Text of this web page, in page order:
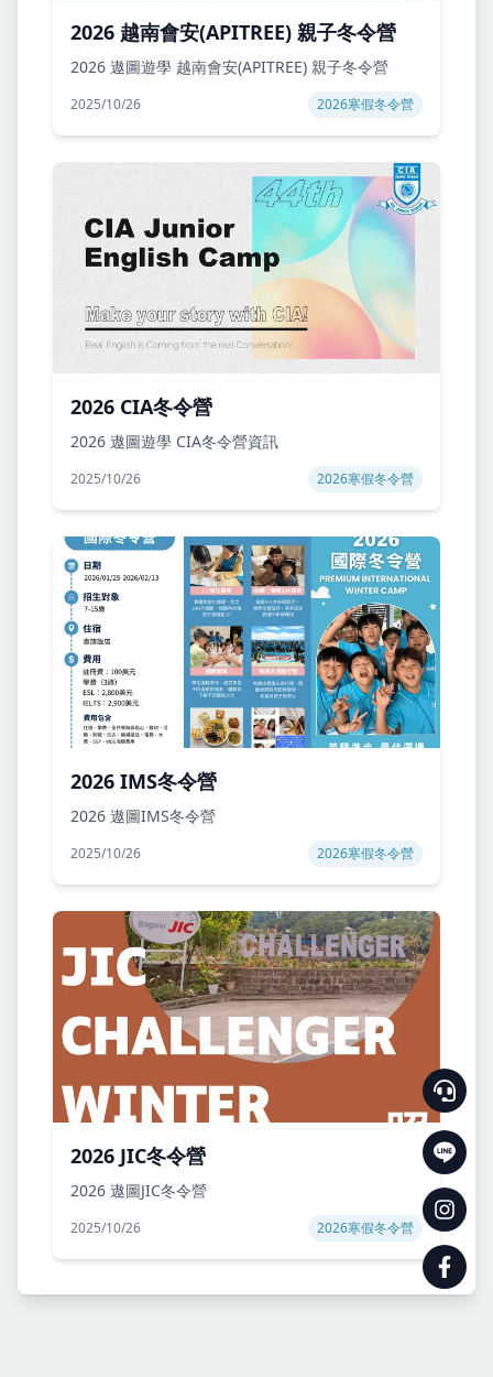
2026 越南會安(APITREE) 親子冬令營
2026 遨圖遊學 越南會安(APITREE) 親子冬令營
2025/10/26 2026寒假冬令營
2026 CIA冬令營
2026 遨圖遊學 CIA冬令營資訊
2025/10/26 2026寒假冬令營
2026 IMS冬令營
2026 遨圖IMS冬令營
2025/10/26 2026寒假冬令營
2026 JIC冬令營
2026 遨圖JIC冬令營
2025/10/26 2026寒假冬令營